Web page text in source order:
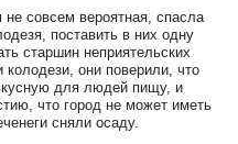
не совсем вероятная, спасла
поставить в них одну
старшин неприятельских
они поверили, что
для людей пищу, и
что город не может иметь
сняли осаду.